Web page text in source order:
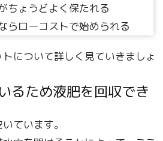
ちょうどよく保たれる
らローコストで始められる
について詳しく見ていきましょ
るため液肥を回収でき
ています。